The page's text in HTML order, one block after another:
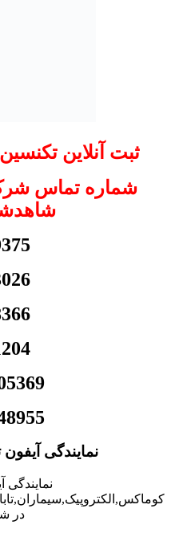
ثبت آنلاین
شماره تماس
نمایندگی
نمایندگی
در